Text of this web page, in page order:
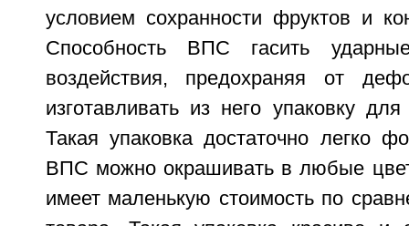
условием сохранности фруктов и
Способность ВПС гасить
воздействия, предохраняя от
изготавливать из него упаковку
Такая упаковка достаточно легко
ВПС можно окрашивать в любые
имеет маленькую стоимость по